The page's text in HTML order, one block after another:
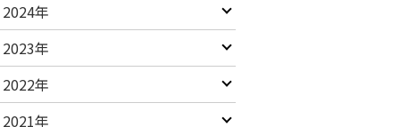
2024年
2023年
2022年
2021年